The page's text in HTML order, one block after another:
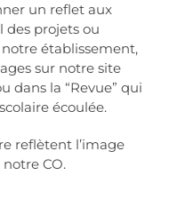
un reflet aux
des projets ou
établissement,
sur notre site
dans la “Revue” qui
écoulée.
reflètent l’image
CO.